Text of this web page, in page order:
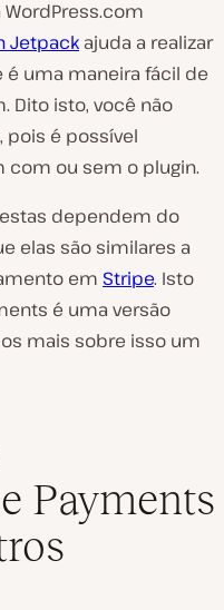
Jetpack ajuda a realizar
uma maneira fácil de
Dito isto, você não
pois é possível
com ou sem o plugin.
dependem do
elas são similares a
em Stripe. Isto
é uma versão
mais sobre isso um
Payments